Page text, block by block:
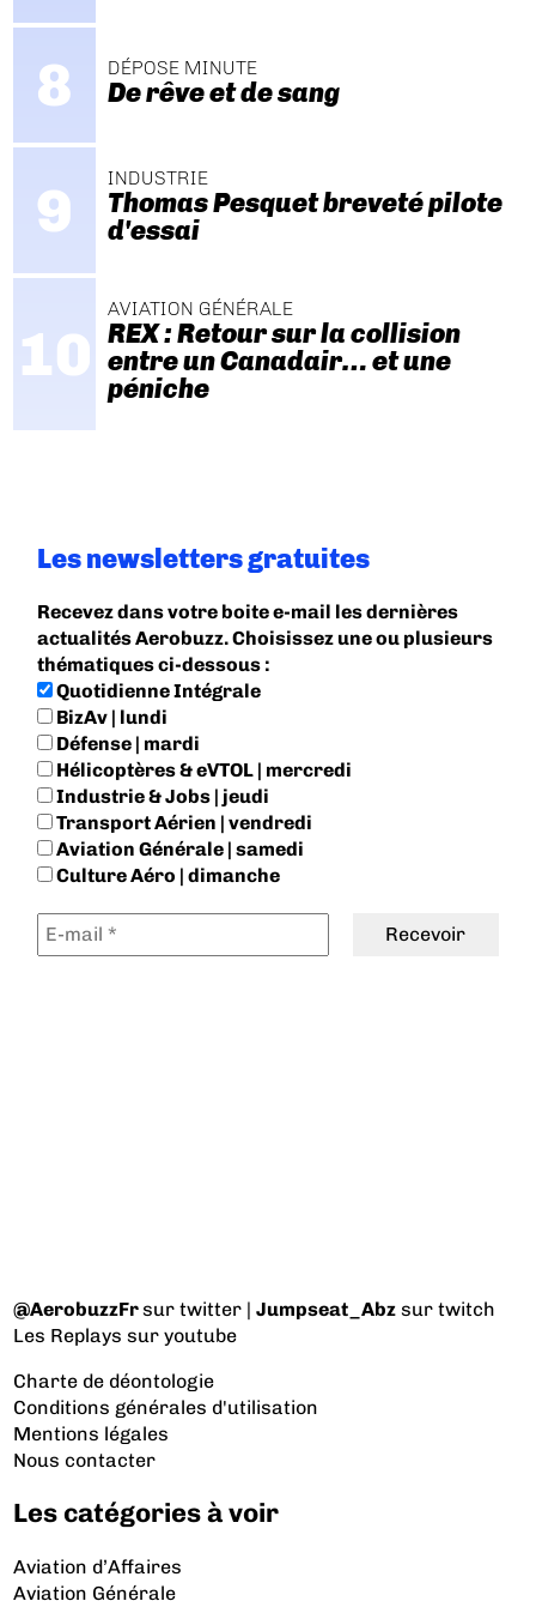
DÉPOSE MINUTE
De rêve et de sang
INDUSTRIE
Thomas Pesquet breveté pilote
d'essai
AVIATION GÉNÉRALE
REX : Retour sur la collision
entre un Canadair… et une
péniche
Les newsletters gratuites
Recevez dans votre boite e-mail les dernières
actualités Aerobuzz. Choisissez une ou plusieurs
thématiques ci-dessous :
Quotidienne Intégrale
BizAv | lundi
Défense | mardi
Hélicoptères & eVTOL | mercredi
Industrie & Jobs | jeudi
Transport Aérien | vendredi
Aviation Générale | samedi
Culture Aéro | dimanche
@AerobuzzFrsur twitter |Jumpseat_Abz sur twitch
Les Replays sur youtube
Charte de déontologie
Conditions générales d'utilisation
Mentions légales
Nous contacter
Les catégories à voir
Aviation d’Affaires
Aviation Générale